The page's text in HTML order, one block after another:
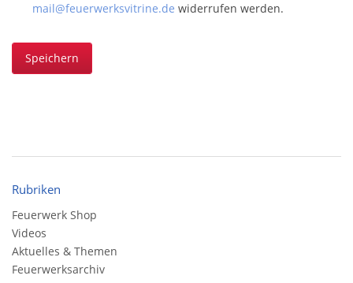
mail@feuerwerksvitrine.de widerrufen werden.
Speichern
Rubriken
Feuerwerk Shop
Videos
Aktuelles & Themen
Feuerwerksarchiv